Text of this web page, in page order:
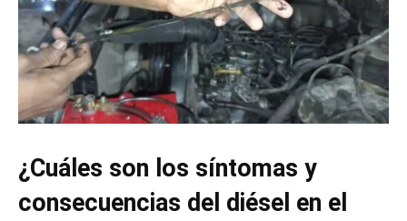
¿Cuáles son los síntomas y
consecuencias del diésel en el